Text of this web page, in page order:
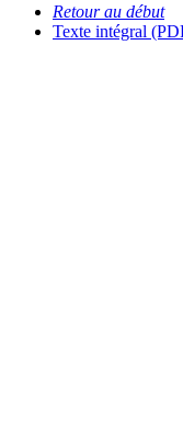
Retour au début
Texte intégral